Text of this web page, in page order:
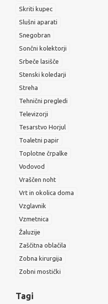
Skriti kupec
Slušni aparati
Snegobran
Sončni kolektorji
Srbeče lasišče
Stenski koledarji
Streha
Tehnični pregledi
Televizorji
Tesarstvo Horjul
Toaletni papir
Toplotne črpalke
Vodovod
Vraščen noht
Vrt in okolica doma
Vzglavnik
Vzmetnica
Žaluzije
Zaščitna oblačila
Zobna kirurgija
Zobni mostički
Tagi